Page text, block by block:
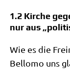
1.2 Kirche
nur aus
Wie es die
Bel­lo­mo uns